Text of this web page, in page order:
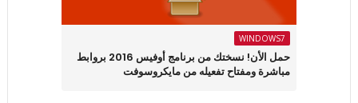
WINDOWS7
حمل الأن! نسختك من برنامج أوفيس 2016 بروابط
مباشرة ومفتاح تفعيله من مايكروسوفت